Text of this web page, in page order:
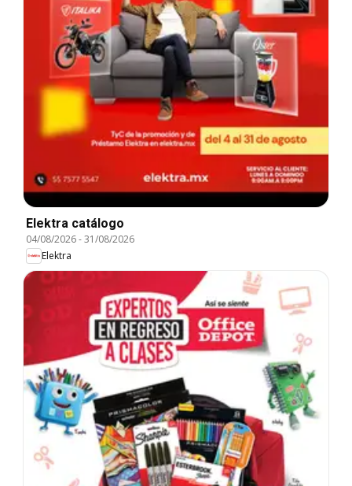
Elektra catálogo
04/08/2026-31/08/2026
Elektra